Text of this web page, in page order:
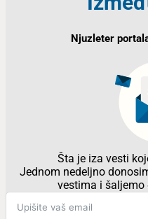
Njuzleter
Šta je iza vesti
Jednom nedeljno
vestima i šaljemo